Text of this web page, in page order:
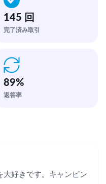
145 回
完了済み取引
89%
返答率
大好きです。キャンピン